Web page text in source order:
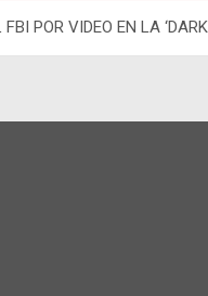
POR VIDEO EN LA